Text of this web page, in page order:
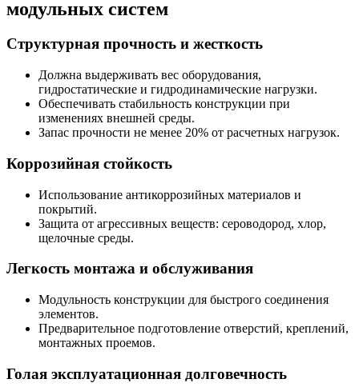
модульных систем
Структурная прочность и жесткость
Должна выдерживать вес оборудования,
гидростатические и гидродинамические нагрузки.
Обеспечивать стабильность конструкции при
изменениях внешней среды.
Запас прочности не менее 20% от расчетных нагрузок.
Коррозийная стойкость
Использование антикоррозийных материалов и
покрытий.
Защита от агрессивных веществ: сероводород, хлор,
щелочные среды.
Легкость монтажа и обслуживания
Модульность конструкции для быстрого соединения
элементов.
Предварительное подготовление отверстий, креплений,
монтажных проемов.
Голая эксплуатационная долговечность